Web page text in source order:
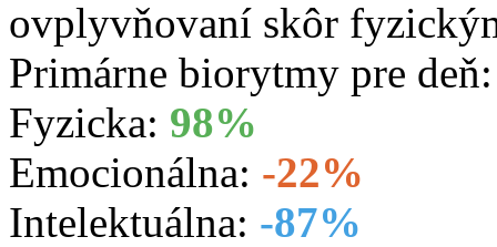
ovplyvňovaní skôr
Primárne biorytmy pre
Fyzicka: 98%
Emocionálna: -22%
Intelektuálna: -87%